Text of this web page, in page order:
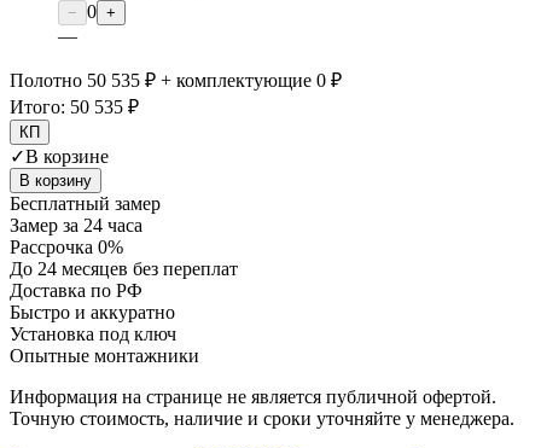
− 0 +
—
Полотно 50 535 ₽ + комплектующие 0 ₽
Итого: 50 535 ₽
КП
✓В корзине
В корзину
Бесплатный замер
Замер за 24 часа
Рассрочка 0%
До 24 месяцев без переплат
Доставка по РФ
Быстро и аккуратно
Установка под ключ
Опытные монтажники
Информация на странице не является публичной офертой.
Точную стоимость, наличие и сроки уточняйте у менеджера.